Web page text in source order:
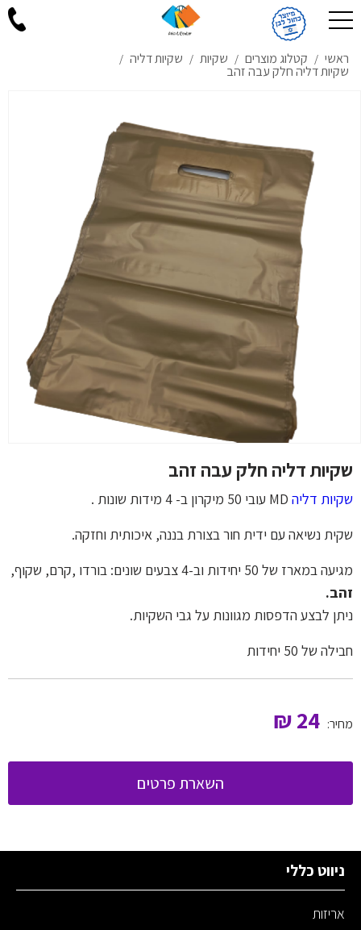
ראשי / קטלוג מוצרים / שקיות / שקיות דליה /
שקיות דליה חלק עבה זהב
שקיות דליה חלק עבה זהב
שקיות דליה
שקית נשיאה עם ידית חור בצורת בננה, איכותית וחזקה.
מגיעה במארז של 50 יחידות וב-4 צבעים שונים: בורדו ,קרם, שקוף,
זהב.
ניתן לבצע הדפסות מגוונות על גבי השקיות.
חבילה של 50 יחידות
מחיר: 24
₪
השארת פרטים
ניווט כללי
אריזות